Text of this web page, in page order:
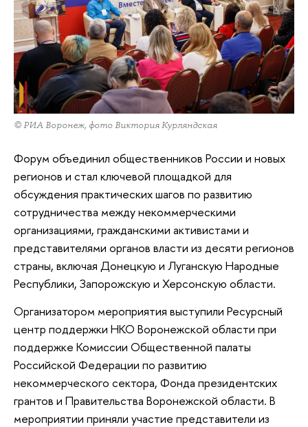
© РИА Воронеж, фото Виктория Курляндская
Форум объединил общественников России и новых
регионов и стал ключевой площадкой для
обсуждения практических шагов по развитию
сотрудничества между некоммерческими
организациями, гражданскими активистами и
представителями органов власти из десяти регионов
страны, включая Донецкую и Луганскую Народные
Республики, Запорожскую и Херсонскую области.
Организатором мероприятия выступили Ресурсный
центр поддержки НКО Воронежской области при
поддержке Комиссии Общественной палаты
Российской Федерации по развитию
некоммерческого сектора, Фонда президентских
грантов и Правительства Воронежской области. В
мероприятии приняли участие представители из